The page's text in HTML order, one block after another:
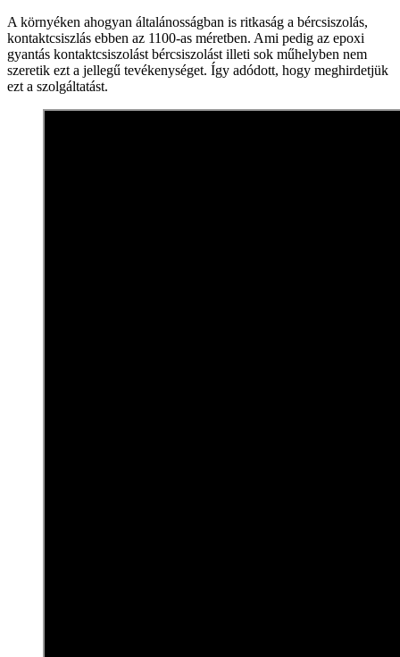
A környéken ahogyan általánosságban is ritkaság a bércsiszolás,
kontaktcsiszlás ebben az 1100-as méretben. Ami pedig az epoxi
gyantás kontaktcsiszolást bércsiszolást illeti sok műhelyben nem
szeretik ezt a jellegű tevékenységet. Így adódott, hogy meghirdetjük
ezt a szolgáltatást.